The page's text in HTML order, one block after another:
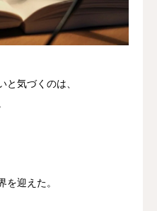
と気づくのは、
を迎えた。